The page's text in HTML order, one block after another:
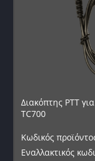
Διακόπτης PTT
TC700
Κωδικός
Εναλλακτικός